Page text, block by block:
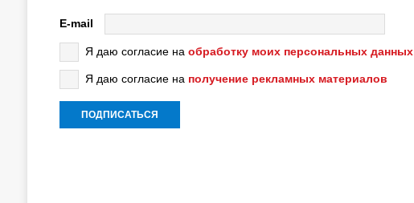
E-mail
Я даю согласие на обработку моих персональных данных
Я даю согласие на получение рекламных материалов